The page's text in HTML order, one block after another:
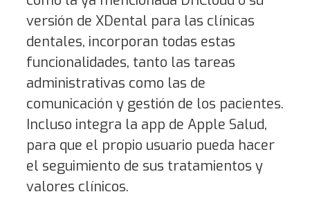
versión de XDental para las clínicas
dentales, incorporan todas estas
funcionalidades, tanto las tareas
administrativas como las de
comunicación y gestión de los pacientes.
Incluso integra la app de Apple Salud,
para que el propio usuario pueda hacer
el seguimiento de sus tratamientos y
valores clínicos.